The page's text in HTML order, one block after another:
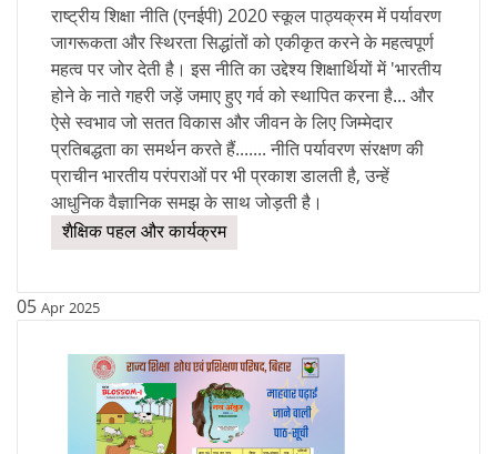
राष्ट्रीय शिक्षा नीति (एनईपी) 2020 स्कूल पाठ्यक्रम में पर्यावरण
जागरूकता और स्थिरता सिद्धांतों को एकीकृत करने के महत्वपूर्ण
महत्व पर जोर देती है। इस नीति का उद्देश्य शिक्षार्थियों में 'भारतीय
होने के नाते गहरी जड़ें जमाए हुए गर्व को स्थापित करना है... और
ऐसे स्वभाव जो सतत विकास और जीवन के लिए जिम्मेदार
प्रतिबद्धता का समर्थन करते हैं....... नीति पर्यावरण संरक्षण की
प्राचीन भारतीय परंपराओं पर भी प्रकाश डालती है, उन्हें
आधुनिक वैज्ञानिक समझ के साथ जोड़ती है।
शैक्षिक पहल और कार्यक्रम
05 Apr 2025